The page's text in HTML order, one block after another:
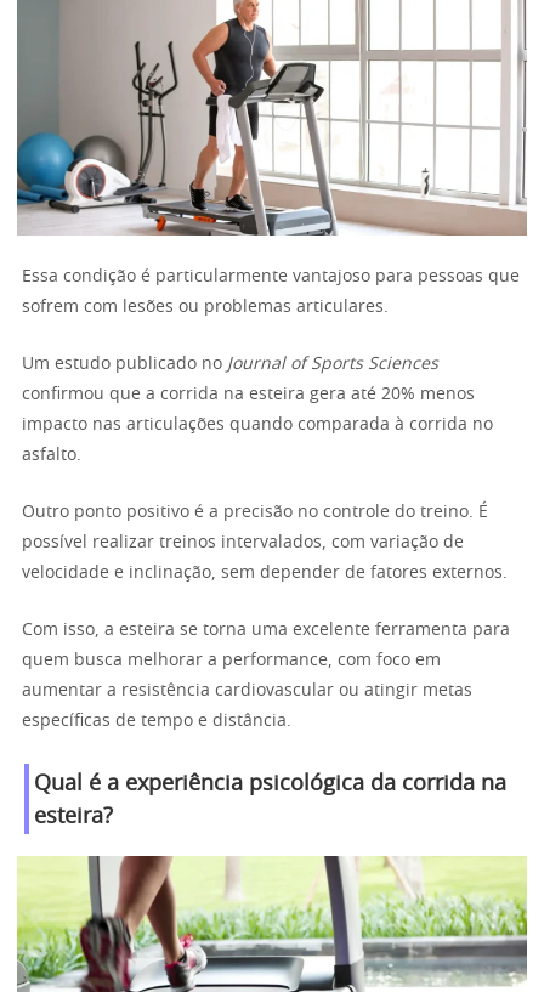
Essa condição é particularmente vantajoso para pessoas que
sofrem com lesões ou problemas articulares.
Um estudo publicado no Journal of Sports Sciences
confirmou que a corrida na esteira gera até 20% menos
impacto nas articulações quando comparada à corrida no
asfalto.
Outro ponto positivo é a precisão no controle do treino. É
possível realizar treinos intervalados, com variação de
velocidade e inclinação, sem depender de fatores externos.
Com isso, a esteira se torna uma excelente ferramenta para
quem busca melhorar a performance, com foco em
aumentar a resistência cardiovascular ou atingir metas
específicas de tempo e distância.
Qual é a experiência psicológica da corrida na
esteira?